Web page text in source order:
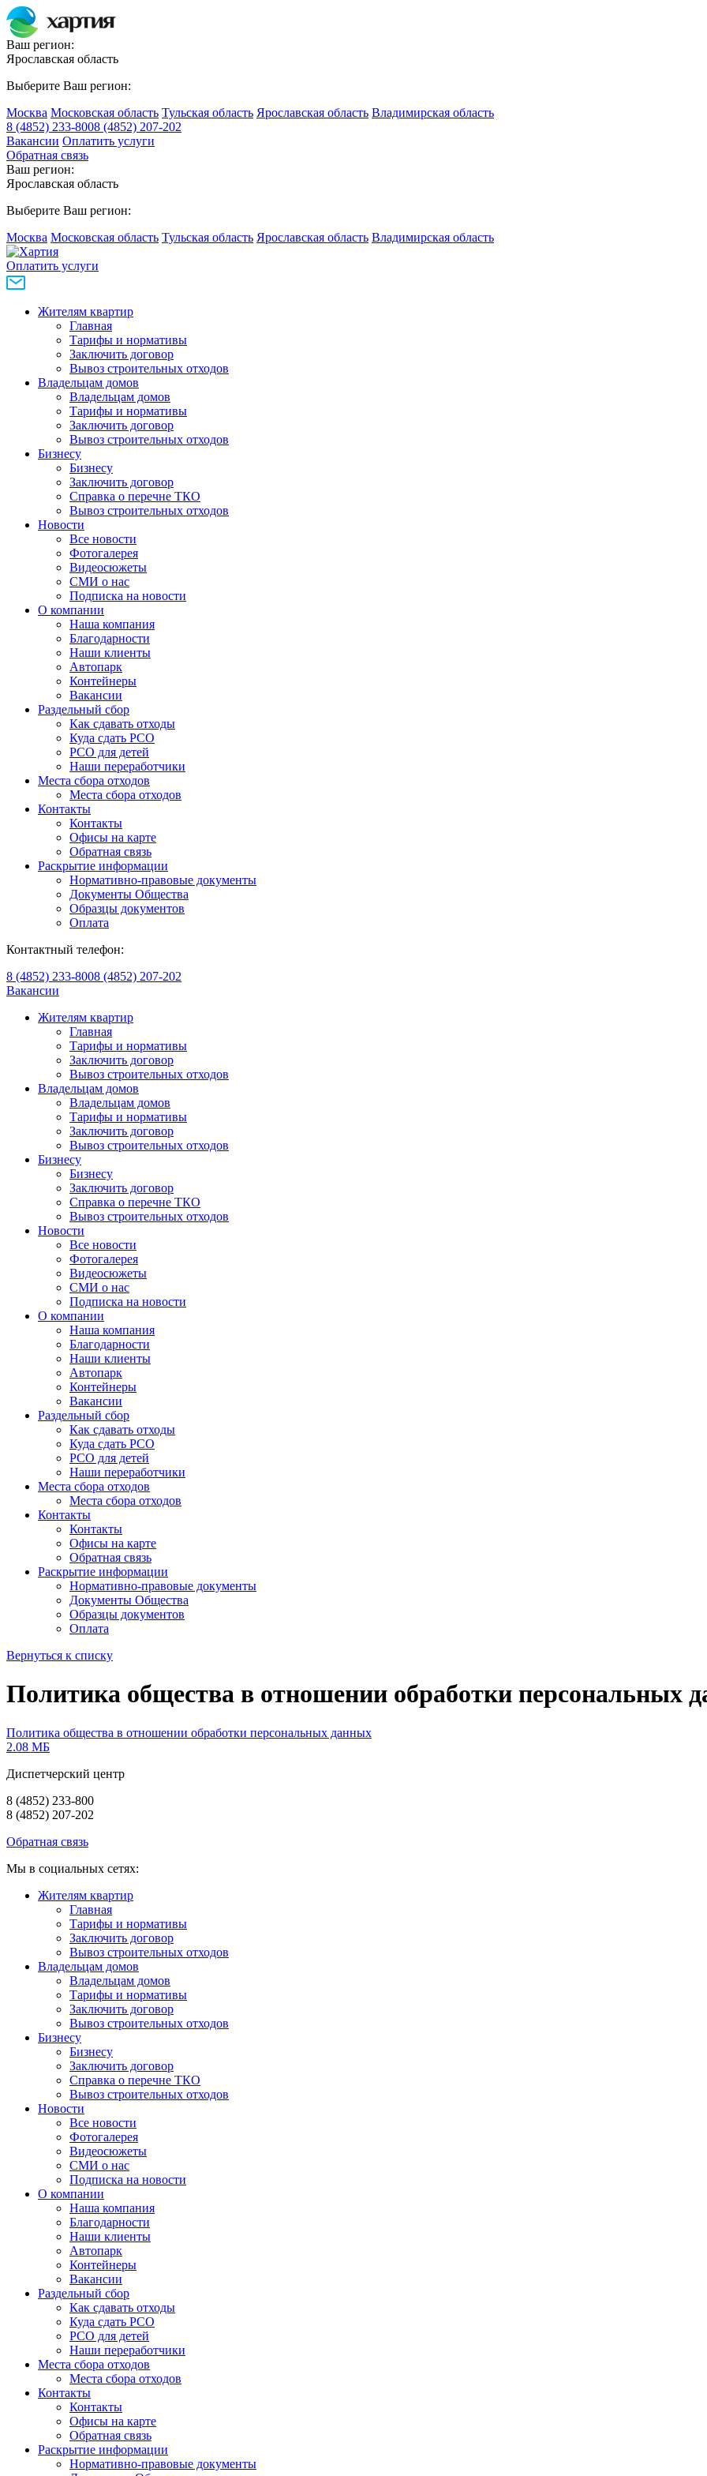
Ваш регион:
Ярославская область
Выберите Ваш регион:
Москва Московская область Тульская область Ярославская область Владимирская область
8 (4852) 233-8008 (4852) 207-202
Вакансии Оплатить услуги
Обратная связь
Ваш регион:
Ярославская область
Выберите Ваш регион:
Москва Московская область Тульская область Ярославская область Владимирская область
Оплатить услуги
Жителям квартир
Главная
Тарифы и нормативы
Заключить договор
Вывоз строительных отходов
Владельцам домов
Владельцам домов
Тарифы и нормативы
Заключить договор
Вывоз строительных отходов
Бизнесу
Бизнесу
Заключить договор
Справка о перечне ТКО
Вывоз строительных отходов
Новости
Все новости
Фотогалерея
Видеосюжеты
СМИ о нас
Подписка на новости
О компании
Наша компания
Благодарности
Наши клиенты
Автопарк
Контейнеры
Вакансии
Раздельный сбор
Как сдавать отходы
Куда сдать РСО
РСО для детей
Наши переработчики
Места сбора отходов
Места сбора отходов
Контакты
Контакты
Офисы на карте
Обратная связь
Раскрытие информации
Нормативно-правовые документы
Документы Общества
Образцы документов
Оплата
Контактный телефон:
8 (4852) 233-8008 (4852) 207-202
Вакансии
Жителям квартир
Главная
Тарифы и нормативы
Заключить договор
Вывоз строительных отходов
Владельцам домов
Владельцам домов
Тарифы и нормативы
Заключить договор
Вывоз строительных отходов
Бизнесу
Бизнесу
Заключить договор
Справка о перечне ТКО
Вывоз строительных отходов
Новости
Все новости
Фотогалерея
Видеосюжеты
СМИ о нас
Подписка на новости
О компании
Наша компания
Благодарности
Наши клиенты
Автопарк
Контейнеры
Вакансии
Раздельный сбор
Как сдавать отходы
Куда сдать РСО
РСО для детей
Наши переработчики
Места сбора отходов
Места сбора отходов
Контакты
Контакты
Офисы на карте
Обратная связь
Раскрытие информации
Нормативно-правовые документы
Документы Общества
Образцы документов
Оплата
Вернуться к списку
Политика общества в отношении обработки персональных
Политика общества в отношении обработки персональных данных
2.08 МБ
Диспетчерский центр
8 (4852) 233-800
8 (4852) 207-202
Обратная связь
Мы в социальных сетях:
Жителям квартир
Главная
Тарифы и нормативы
Заключить договор
Вывоз строительных отходов
Владельцам домов
Владельцам домов
Тарифы и нормативы
Заключить договор
Вывоз строительных отходов
Бизнесу
Бизнесу
Заключить договор
Справка о перечне ТКО
Вывоз строительных отходов
Новости
Все новости
Фотогалерея
Видеосюжеты
СМИ о нас
Подписка на новости
О компании
Наша компания
Благодарности
Наши клиенты
Автопарк
Контейнеры
Вакансии
Раздельный сбор
Как сдавать отходы
Куда сдать РСО
РСО для детей
Наши переработчики
Места сбора отходов
Места сбора отходов
Контакты
Контакты
Офисы на карте
Обратная связь
Раскрытие информации
Нормативно-правовые документы